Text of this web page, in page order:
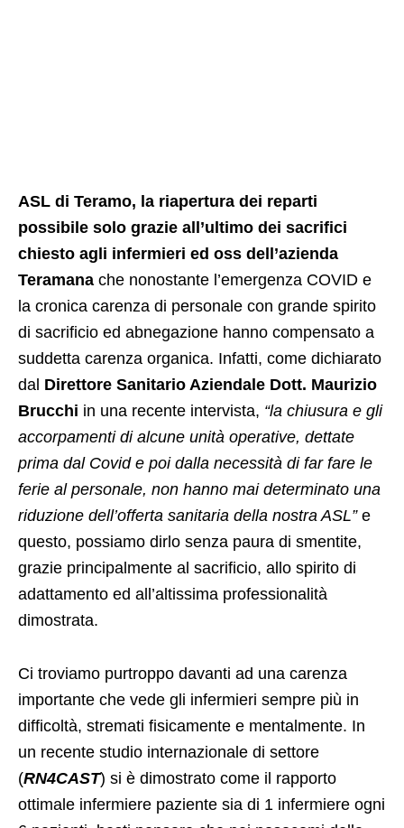
ASL di Teramo, la riapertura dei reparti
possibile solo grazie all’ultimo dei sacrifici
chiesto agli infermieri ed oss dell’azienda
Teramana che nonostante l’emergenza COVID e
la cronica carenza di personale con grande spirito
di sacrificio ed abnegazione hanno compensato a
suddetta carenza organica. Infatti, come dichiarato
dal Direttore Sanitario Aziendale Dott. Maurizio
Brucchi in una recente intervista, “la chiusura e gli
accorpamenti di alcune unità operative, dettate
prima dal Covid e poi dalla necessità di far fare le
ferie al personale, non hanno mai determinato una
riduzione dell’offerta sanitaria della nostra ASL”e
questo, possiamo dirlo senza paura di smentite,
grazie principalmente al sacrificio, allo spirito di
adattamento ed all’altissima professionalità
dimostrata.
Ci troviamo purtroppo davanti ad una carenza
importante che vede gli infermieri sempre più in
difficoltà, stremati fisicamente e mentalmente. In
un recente studio internazionale di settore
(RN4CAST) si è dimostrato come il rapporto
ottimale infermiere paziente sia di 1 infermiere ogni